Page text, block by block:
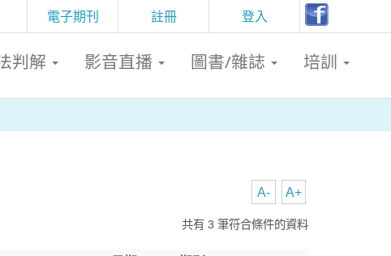
註冊 登入
電子期刊
判解 影音直播 圖書/雜誌 培訓
A+
A-
共有 3 筆符合條件的資料